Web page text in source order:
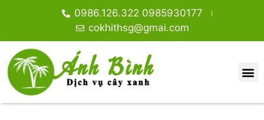
0986.126.322 0985930177
cokhithsg@gmai.com